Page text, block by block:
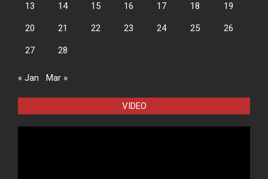
13 14 15 16 17 18 19
20 21 22 23 24 25 26
27 28
« Jan Mar »
VIDEO